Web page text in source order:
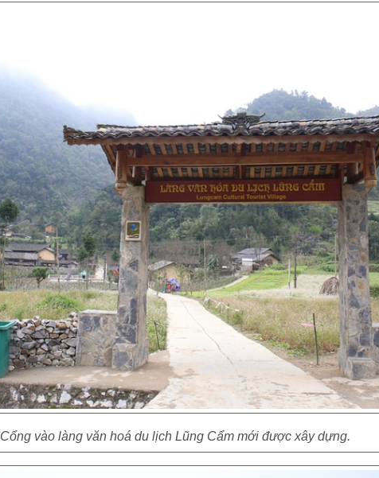
Cổng vào làng văn hoá du lịch Lũng Cẩm mới được xây dựng.